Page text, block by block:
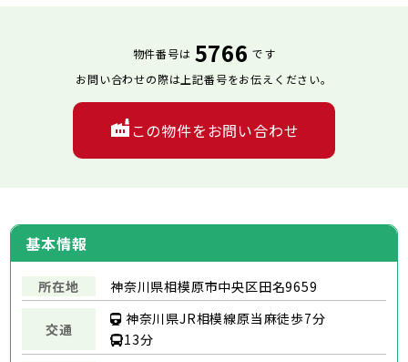
基本情報
所在地 神奈川県相模原市中央区田名9659
交通
神奈川県JR相模線原当麻徒歩7分
13分
物件番号は 5766 です
お問い合わせの際は上記番号をお伝えください。
この物件をお問い合わせ